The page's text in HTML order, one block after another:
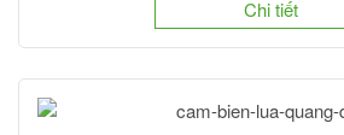
Chi tiết